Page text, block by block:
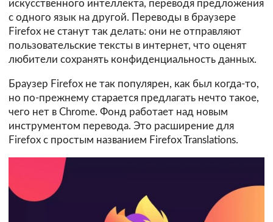
искусственного интеллекта, переводя предложения
с одного язык на другой. Переводы в браузере
Firefox не станут так делать: они не отправляют
пользовательские тексты в интернет, что оценят
любители сохранять конфиденциальность данных.
Браузер Firefox не так популярен, как был когда-то,
но по-прежнему старается предлагать нечто такое,
чего нет в Chrome. Фонд работает над новым
инструментом перевода. Это расширение для
Firefox с простым названием Firefox Translations.